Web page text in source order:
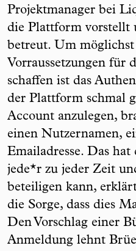
Projektmanager bei
die Plattform vorstellt
betreut. Um möglichst
Vorraussetzungen für
schaffen ist das
der Plattform schmal
Account anzulegen,
einen Nutzernamen,
Emailadresse. Das hat
jede*r zu jeder Zeit
beteiligen kann,
die Sorge, dass dies
Den Vorschlag einer
Anmeldung lehnt